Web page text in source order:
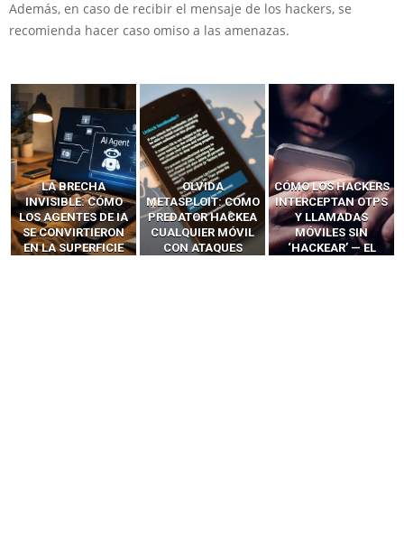
Además, en caso de recibir el mensaje de los hackers, se
recomienda hacer caso omiso a las amenazas.
LA BRECHA
INVISIBLE: CÓMO
LOS AGENTES DE IA
SE CONVIRTIERON
EN LA SUPERFICIE
OLVIDA
METASPLOIT: CÓMO
PREDATOR HACKEA
CUALQUIER MÓVIL
CON ATAQUES
CÓMO LOS HACKERS
INTERCEPTAN OTPS
Y LLAMADAS
MÓVILES SIN
‘HACKEAR’ — EL